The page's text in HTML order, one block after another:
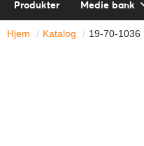
Produkter Medie bank
Hjem Katalog 19-70-1036